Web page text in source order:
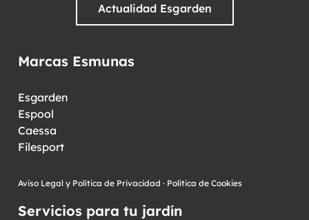
Actualidad Esgarden
Marcas Esmunas
Esgarden
Espool
Caessa
Filesport
Aviso Legal y Política de Privacidad · Política de Cookies
Servicios para tu jardín